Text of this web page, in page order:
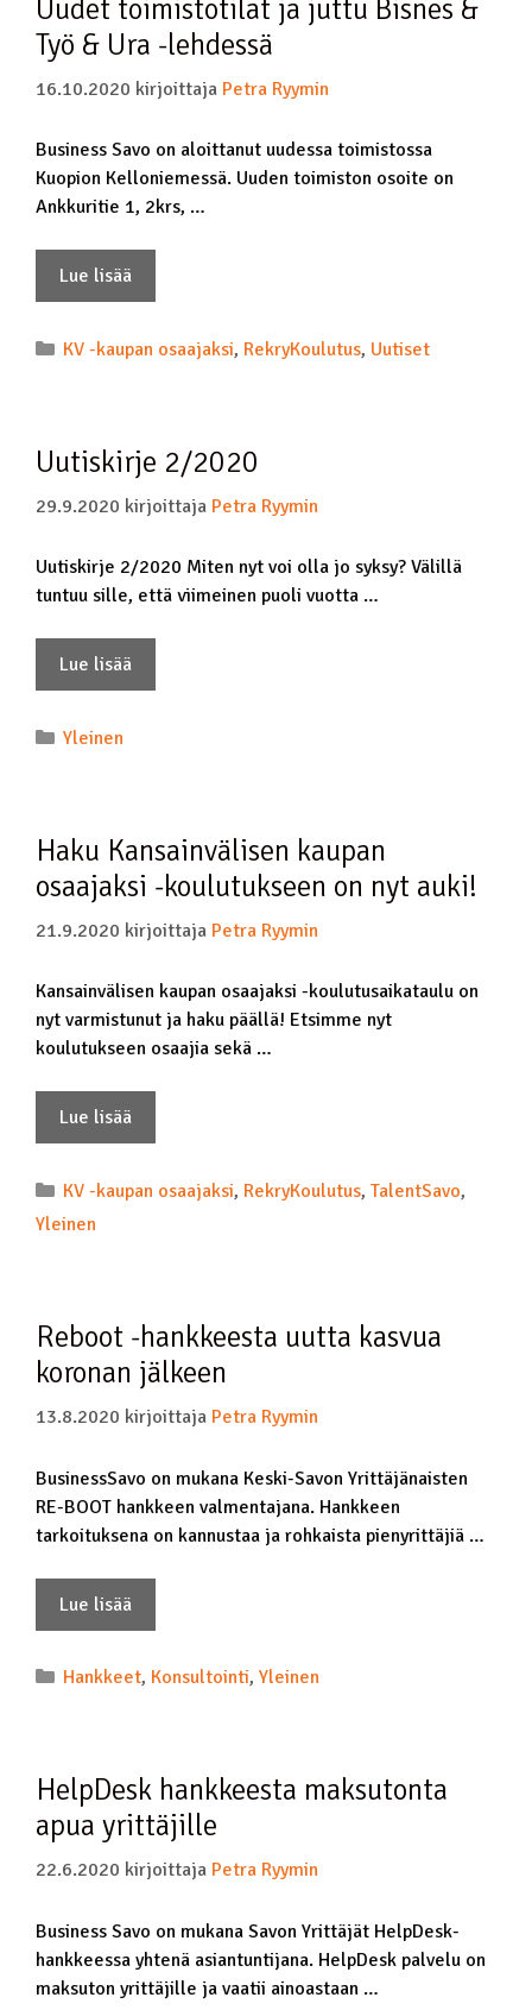
Uudet toimistotilat ja juttu Bisnes &
Työ & Ura -lehdessä
16.10.2020 kirjoittaja Petra Ryymin
Business Savo on aloittanut uudessa toimistossa
Kuopion Kelloniemessä. Uuden toimiston osoite on
Ankkuritie 1, 2krs, …
Lue lisää
KV -kaupan osaajaksi, RekryKoulutus, Uutiset
Uutiskirje 2/2020
29.9.2020 kirjoittaja Petra Ryymin
Uutiskirje 2/2020 Miten nyt voi olla jo syksy? Välillä
tuntuu sille, että viimeinen puoli vuotta …
Lue lisää
Yleinen
Haku Kansainvälisen kaupan
osaajaksi -koulutukseen on nyt auki!
21.9.2020 kirjoittaja Petra Ryymin
Kansainvälisen kaupan osaajaksi -koulutusaikataulu on
nyt varmistunut ja haku päällä! Etsimme nyt
koulutukseen osaajia sekä …
Lue lisää
KV -kaupan osaajaksi, RekryKoulutus, TalentSavo,
Yleinen
Reboot -hankkeesta uutta kasvua
koronan jälkeen
13.8.2020 kirjoittaja Petra Ryymin
BusinessSavo on mukana Keski-Savon Yrittäjänaisten
RE-BOOT hankkeen valmentajana. Hankkeen
tarkoituksena on kannustaa ja rohkaista pienyrittäjiä …
Lue lisää
Hankkeet, Konsultointi, Yleinen
HelpDesk hankkeesta maksutonta
apua yrittäjille
22.6.2020 kirjoittaja Petra Ryymin
Business Savo on mukana Savon Yrittäjät HelpDesk-
hankkeessa yhtenä asiantuntijana. HelpDesk palvelu on
maksuton yrittäjille ja vaatii ainoastaan …